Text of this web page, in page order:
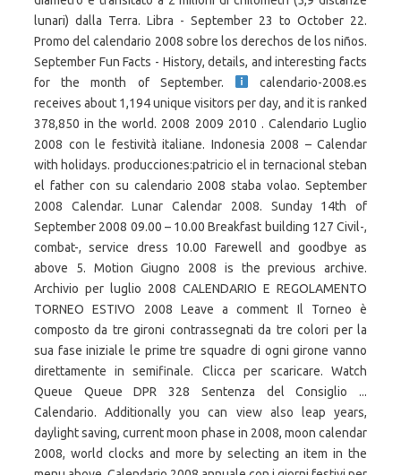
lunari) dalla Terra. Libra - September 23 to October 22.
Promo del calendario 2008 sobre los derechos de los niños.
September Fun Facts - History, details, and interesting facts
for the month of September.
calendario-2008.es
receives about 1,194 unique visitors per day, and it is ranked
378,850 in the world. 2008 2009 2010 . Calendario Luglio
2008 con le festività italiane. Indonesia 2008 – Calendar
with holidays. producciones:patricio el in ternacional steban
el father con su calendario 2008 staba volao. September
2008 Calendar. Lunar Calendar 2008. Sunday 14th of
September 2008 09.00 – 10.00 Breakfast building 127 Civil-,
combat-, service dress 10.00 Farewell and goodbye as
above 5. Motion Giugno 2008 is the previous archive.
Archivio per luglio 2008 CALENDARIO E REGOLAMENTO
TORNEO ESTIVO 2008 Leave a comment Il Torneo è
composto da tre gironi contrassegnati da tre colori per la
sua fase iniziale le prime tre squadre di ogni girone vanno
direttamente in semifinale. Clicca per scaricare. Watch
Queue Queue DPR 328 Sentenza del Consiglio ...
Calendario. Additionally you can view also leap years,
daylight saving, current moon phase in 2008, moon calendar
2008, world clocks and more by selecting an item in the